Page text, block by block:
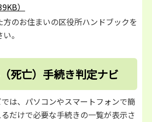
）
方のお住まいの区役所ハンドブックを
。
死亡）手続き判定ナビ
は、パソコンやスマートフォンで簡
だけで必要な手続きの一覧が表示さ